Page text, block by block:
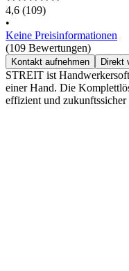
4,6 (109)
•
Keine Preisinformationen
(109 Bewertungen)
Kontakt aufnehmen Direkt
STREIT ist
einer Hand. Die
effizient und zukunftssicher